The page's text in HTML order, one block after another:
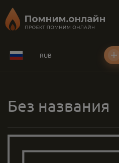
RUB
Без названия